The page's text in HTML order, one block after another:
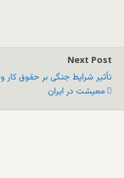
Next Post
تأثیر شرایط جنگی بر حقوق کار و
معیشت در ایران